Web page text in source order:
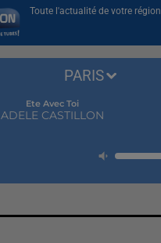
Toute l'actualité de votre région
Ete Avec Toi
ADELE CASTILLON
PARIS